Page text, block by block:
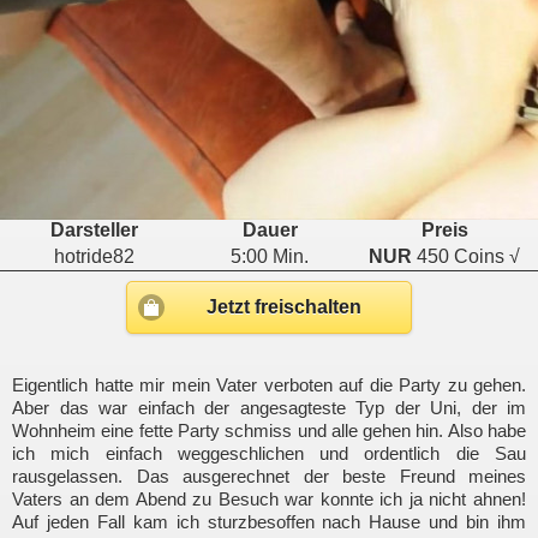
Darsteller Dauer
Preis
hotride82
5:00 Min. NUR 450 Coins √
Jetzt freischalten
Eigentlich hatte mir mein Vater verboten auf die Party zu gehen.
Aber das war einfach der angesagteste Typ der Uni, der im
Wohnheim eine fette Party schmiss und alle gehen hin. Also habe
ich mich einfach weggeschlichen und ordentlich die Sau
rausgelassen. Das ausgerechnet der beste Freund meines
Vaters an dem Abend zu Besuch war konnte ich ja nicht ahnen!
Auf jeden Fall kam ich sturzbesoffen nach Hause und bin ihm